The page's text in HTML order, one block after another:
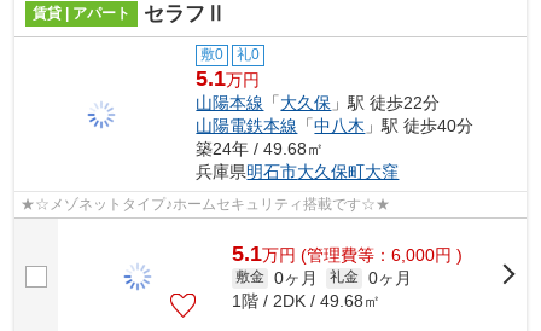
賃貸 | アパート セラフⅡ
敷0 礼0
5.1万円
山陽本線 「大久保 」駅 徒歩22分
山陽電鉄本線 「中八木 」駅 徒歩40分
築24年 / 49.68㎡
兵庫県明石市大久保町大窪
★☆メゾネットタイプ♪ホームセキュリティ搭載です☆★
5.1万円 (管理費等：6,000円 )
敷金 0ヶ月 礼金 0ヶ月
1階 / 2DK / 49.68㎡